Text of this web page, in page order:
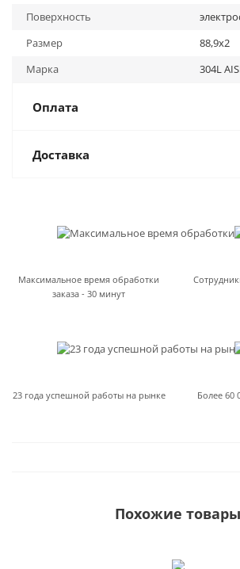
Поверхность
Размер
88,9х2
Марка
304L
Оплата
Доставка
Максимальное время обработки
заказа - 30 минут
23 года успешной работы на рынке Более 60
Похожие товары